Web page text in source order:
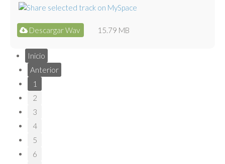
Descargar Wav 15.79 MB
Inicio
Anterior
1
2
3
4
5
6